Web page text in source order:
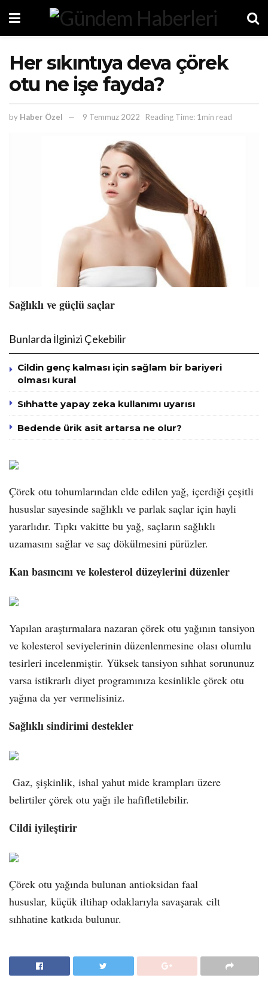
Her sıkıntıya deva çörek
otu ne işe fayda?
by Haber Özel 9 Temmuz 2022 Reading Time: 1min read
Sağlıklı ve güçlü saçlar
Bunlarda İlginizi Çekebilir
Cildin genç kalması için sağlam bir bariyeri
olması kural
Sıhhatte yapay zeka kullanımı uyarısı
Bedende ürik asit artarsa ne olur?
Çörek otu tohumlarından elde edilen yağ, içerdiği çeşitli
hususlar sayesinde sağlıklı ve parlak saçlar için hayli
yararlıdır. Tıpkı vakitte bu yağ, saçların sağlıklı
uzamasını sağlar ve saç dökülmesini pürüzler.
Kan basıncını ve kolesterol düzeylerini düzenler
Yapılan araştırmalara nazaran çörek otu yağının tansiyon
ve kolesterol seviyelerinin düzenlenmesine olası olumlu
tesirleri incelenmiştir. Yüksek tansiyon sıhhat sorununuz
varsa istikrarlı diyet programınıza kesinlikle çörek otu
yağına da yer vermelisiniz.
Sağlıklı sindirimi destekler
Gaz, şişkinlik, ishal yahut mide krampları üzere
belirtiler çörek otu yağı ile hafifletilebilir.
Cildi iyileştirir
Çörek otu yağında bulunan antioksidan faal
hususlar, küçük iltihap odaklarıyla savaşarak cilt
sıhhatine katkıda bulunur.